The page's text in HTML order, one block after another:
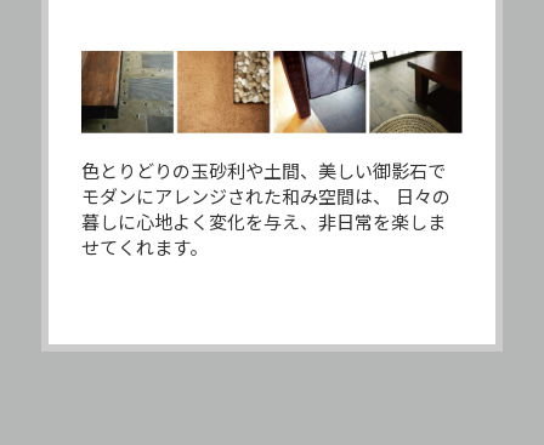
色とりどりの玉砂利や土間、美しい御影石で
モダンにアレンジされた和み空間は、
日々の
暮しに心地よく変化を与え、非日常を楽しま
せてくれます。